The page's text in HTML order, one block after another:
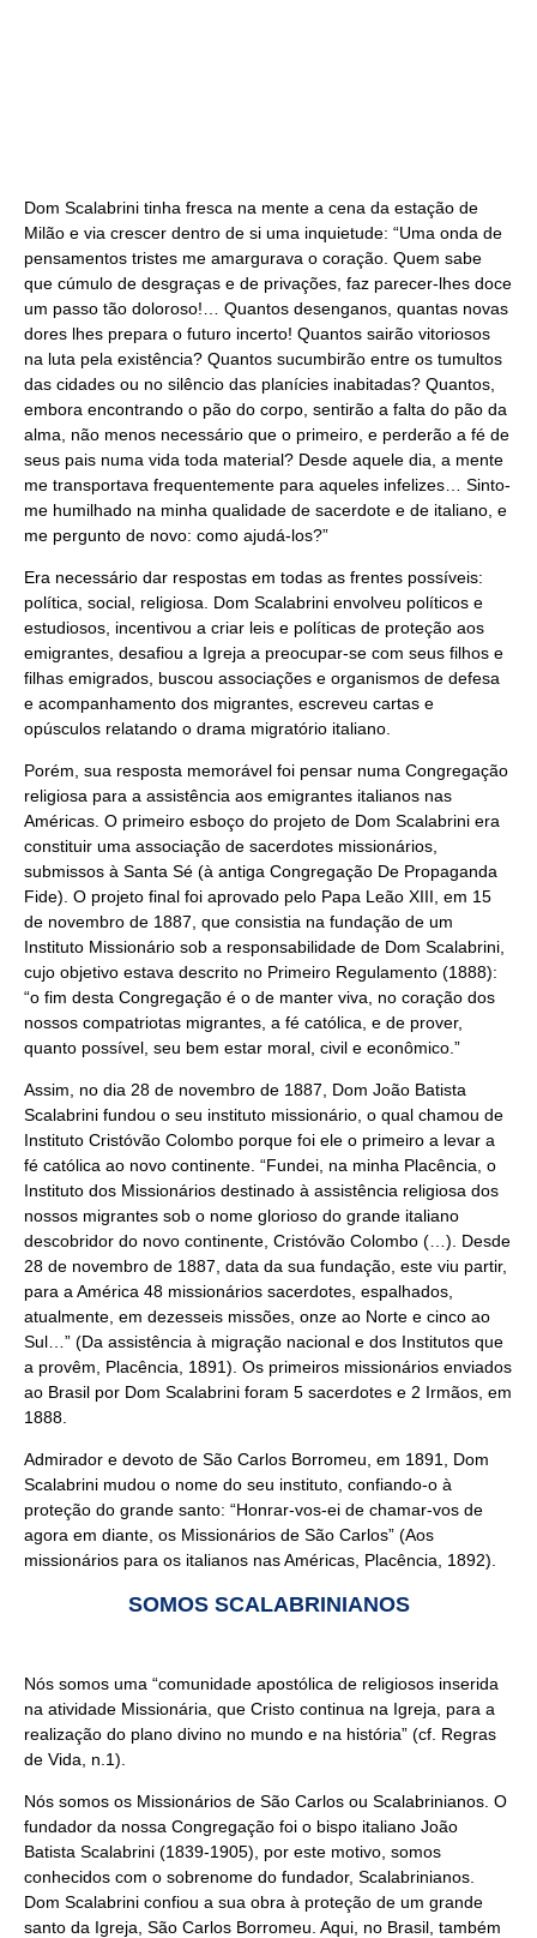
Dom Scalabrini tinha fresca na mente a cena da estação de
Milão e via crescer dentro de si uma inquietude: “Uma onda de
pensamentos tristes me amargurava o coração. Quem sabe
que cúmulo de desgraças e de privações, faz parecer-lhes doce
um passo tão doloroso!… Quantos desenganos, quantas novas
dores lhes prepara o futuro incerto! Quantos sairão vitoriosos
na luta pela existência? Quantos sucumbirão entre os tumultos
das cidades ou no silêncio das planícies inabitadas? Quantos,
embora encontrando o pão do corpo, sentirão a falta do pão da
alma, não menos necessário que o primeiro, e perderão a fé de
seus pais numa vida toda material? Desde aquele dia, a mente
me transportava frequentemente para aqueles infelizes… Sinto-
me humilhado na minha qualidade de sacerdote e de italiano, e
me pergunto de novo: como ajudá-los?”
Era necessário dar respostas em todas as frentes possíveis:
política, social, religiosa. Dom Scalabrini envolveu políticos e
estudiosos, incentivou a criar leis e políticas de proteção aos
emigrantes, desafiou a Igreja a preocupar-se com seus filhos e
filhas emigrados, buscou associações e organismos de defesa
e acompanhamento dos migrantes, escreveu cartas e
opúsculos relatando o drama migratório italiano.
Porém, sua resposta memorável foi pensar numa Congregação
religiosa para a assistência aos emigrantes italianos nas
Américas. O primeiro esboço do projeto de Dom Scalabrini era
constituir uma associação de sacerdotes missionários,
submissos à Santa Sé (à antiga Congregação De Propaganda
Fide). O projeto final foi aprovado pelo Papa Leão XIII, em 15
de novembro de 1887, que consistia na fundação de um
Instituto Missionário sob a responsabilidade de Dom Scalabrini,
cujo objetivo estava descrito no Primeiro Regulamento (1888):
“o fim desta Congregação é o de manter viva, no coração dos
nossos compatriotas migrantes, a fé católica, e de prover,
quanto possível, seu bem estar moral, civil e econômico.”
Assim, no dia 28 de novembro de 1887, Dom João Batista
Scalabrini fundou o seu instituto missionário, o qual chamou de
Instituto Cristóvão Colombo porque foi ele o primeiro a levar a
fé católica ao novo continente. “Fundei, na minha Placência, o
Instituto dos Missionários destinado à assistência religiosa dos
nossos migrantes sob o nome glorioso do grande italiano
descobridor do novo continente, Cristóvão Colombo (…). Desde
28 de novembro de 1887, data da sua fundação, este viu partir,
para a América 48 missionários sacerdotes, espalhados,
atualmente, em dezesseis missões, onze ao Norte e cinco ao
Sul…” (Da assistência à migração nacional e dos Institutos que
a provêm, Placência, 1891). Os primeiros missionários enviados
ao Brasil por Dom Scalabrini foram 5 sacerdotes e 2 Irmãos, em
1888.
Admirador e devoto de São Carlos Borromeu, em 1891, Dom
Scalabrini mudou o nome do seu instituto, confiando-o à
proteção do grande santo: “Honrar-vos-ei de chamar-vos de
agora em diante, os Missionários de São Carlos” (Aos
missionários para os italianos nas Américas, Placência, 1892).
SOMOS SCALABRINIANOS
Nós somos uma “comunidade apostólica de religiosos inserida
na atividade Missionária, que Cristo continua na Igreja, para a
realização do plano divino no mundo e na história” (cf. Regras
de Vida, n.1).
Nós somos os Missionários de São Carlos ou Scalabrinianos. O
fundador da nossa Congregação foi o bispo italiano João
Batista Scalabrini (1839-1905), por este motivo, somos
conhecidos com o sobrenome do fundador, Scalabrinianos.
Dom Scalabrini confiou a sua obra à proteção de um grande
santo da Igreja, São Carlos Borromeu. Aqui, no Brasil, também